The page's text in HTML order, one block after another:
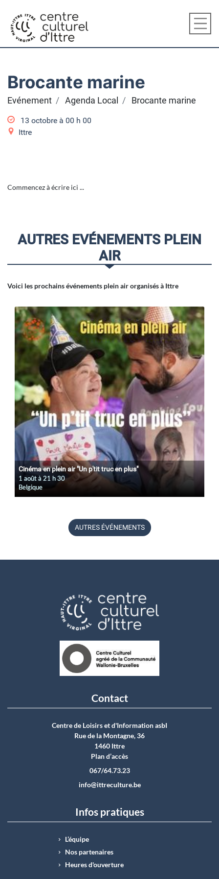
Brocante marine
Evénement Agenda Local Brocante marine
13 octobre à 00 h 00
Ittre
Commencez à écrire ici ...
AUTRES EVÉNEMENTS PLEIN
AIR
Voici les prochains événements plein air organisés à Ittre
Cinéma en plein air "Un p'tit truc en plus"
1 août à 21 h 30
Belgique
AUTRES ÉVÉNEMENTS
Contact
Centre de Loisirs et d'Information asbI
Rue de la Montagne, 36
1460 Ittre
Plan d’accès
067/64.73.23
info@ittreculture.be
Infos pratiques
L’équipe
Nos partenaires
Heures d'ouverture